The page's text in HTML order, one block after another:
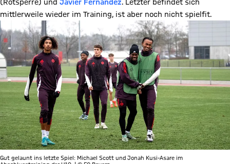
(Rotsperre) und Javier Fernández. Letzter befindet sich
mittlerweile wieder im Training, ist aber noch nicht spielfit.
Gut gelaunt ins letzte Spiel: Michael Scott und Jonah Kusi-Asare im